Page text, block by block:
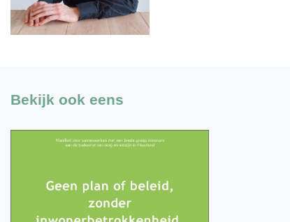
Bekijk ook eens